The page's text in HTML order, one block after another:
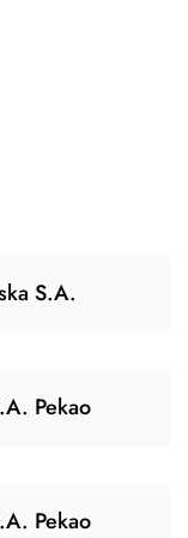
S.A.
Pekao
Pekao